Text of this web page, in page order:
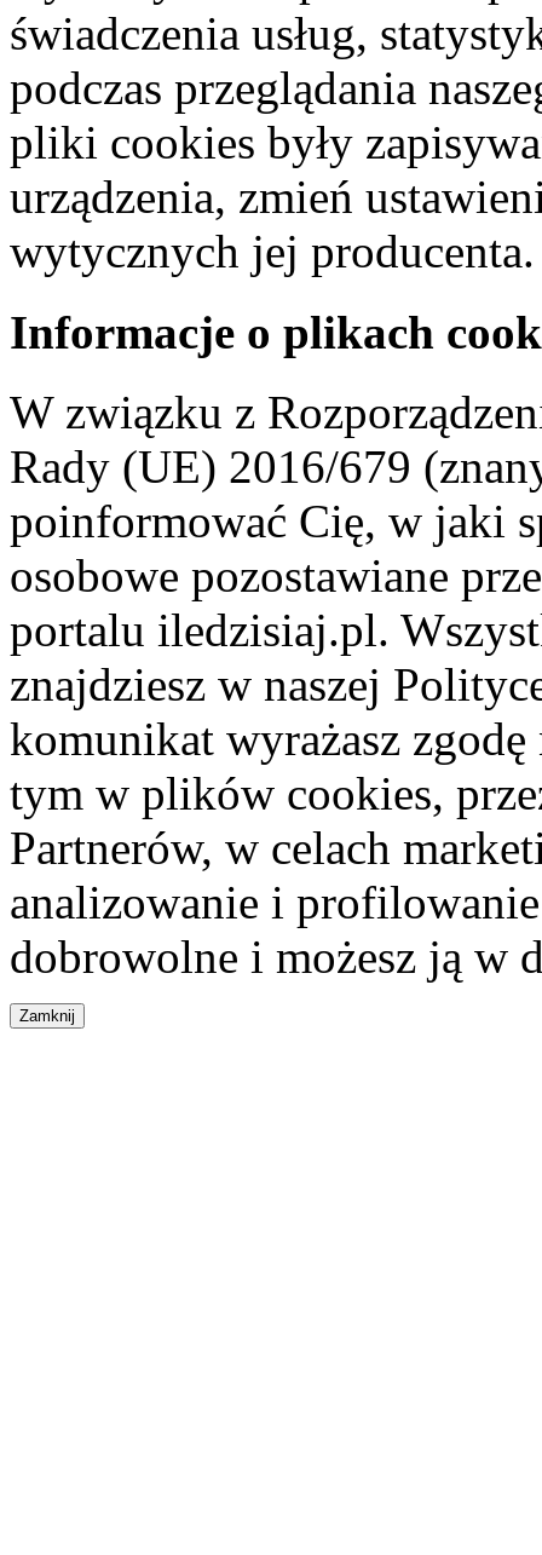
świadczenia usług,
podczas przeglądania
pliki cookies były
urządzenia, zmień
wytycznych jej producenta.
Informacje o plikach
W związku z
Rady (UE) 2016/679
poinformować Cię, w jaki
osobowe pozostawiane
portalu iledzisiaj.pl.
znajdziesz w naszej
komunikat wyrażasz
tym w plików cookies,
Partnerów, w celach
analizowanie i
dobrowolne i możesz ją w